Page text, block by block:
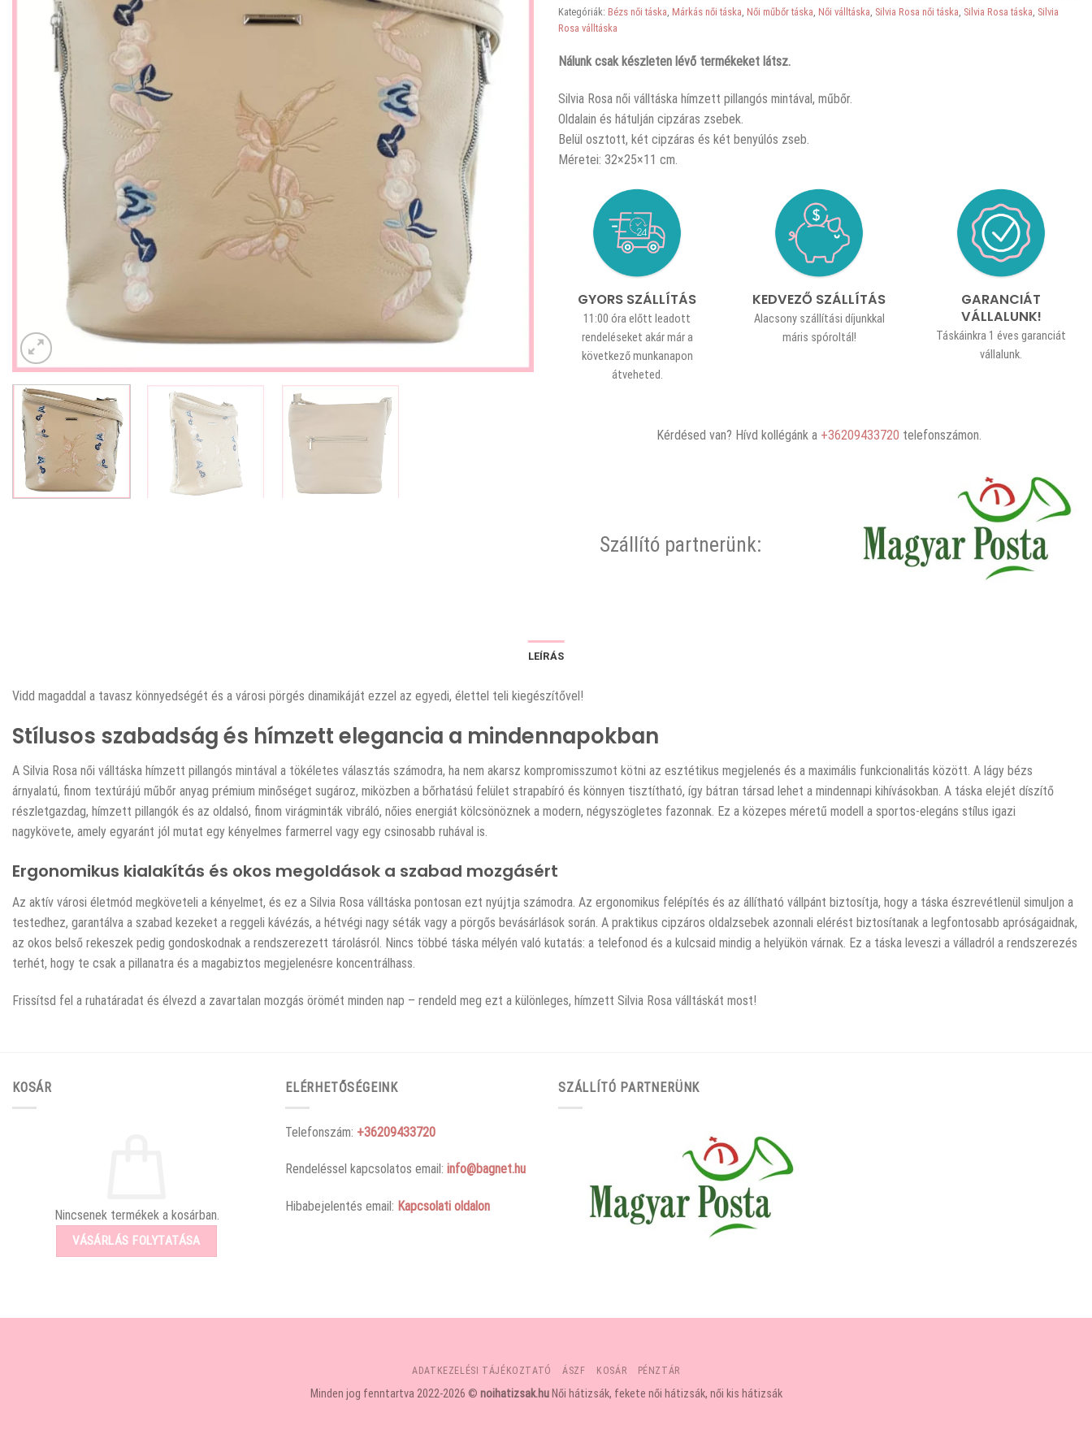
Kategóriák: Bézs női táska, Márkás női táska, Női műbőr táska, Női válltáska, Silvia Rosa női táska, Silvia Rosa táska, Silvia
Rosa válltáska
Nálunk csak készleten lévő termékeket látsz.
Silvia Rosa női válltáska hímzett pillangós mintával, műbőr.
Oldalain és hátulján cipzáras zsebek.
Belül osztott, két cipzáras és két benyúlós zseb.
Méretei: 32×25×11 cm.
GYORS SZÁLLÍTÁS
11:00 óra előtt leadott
rendeléseket akár már a
következő munkanapon
átveheted.
KEDVEZŐ SZÁLLÍTÁS
Alacsony szállítási díjunkkal
máris spóroltál!
GARANCIÁT
VÁLLALUNK!
Táskáinkra 1 éves garanciát
vállalunk.
Kérdésed van? Hívd kollégánk a +36209433720 telefonszámon.
Szállító partnerünk:
LEÍRÁS
Vidd magaddal a tavasz könnyedségét és a városi pörgés dinamikáját ezzel az egyedi, élettel teli kiegészítővel!
Stílusos szabadság és hímzett elegancia a mindennapokban
A Silvia Rosa női válltáska hímzett pillangós mintával a tökéletes választás számodra, ha nem akarsz kompromisszumot kötni az esztétikus megjelenés és a maximális funkcionalitás között. A lágy bézs
árnyalatú, finom textúrájú műbőr anyag prémium minőséget sugároz, miközben a bőrhatású felület strapabíró és könnyen tisztítható, így bátran társad lehet a mindennapi kihívásokban. A táska elejét díszítő
részletgazdag, hímzett pillangók és az oldalsó, finom virágminták vibráló, nőies energiát kölcsönöznek a modern, négyszögletes fazonnak. Ez a közepes méretű modell a sportos-elegáns stílus igazi
nagykövete, amely egyaránt jól mutat egy kényelmes farmerrel vagy egy csinosabb ruhával is.
Ergonomikus kialakítás és okos megoldások a szabad mozgásért
Az aktív városi életmód megköveteli a kényelmet, és ez a Silvia Rosa válltáska pontosan ezt nyújtja számodra. Az ergonomikus felépítés és az állítható vállpánt biztosítja, hogy a táska észrevétlenül simuljon a
testedhez, garantálva a szabad kezeket a reggeli kávézás, a hétvégi nagy séták vagy a pörgős bevásárlások során. A praktikus cipzáros oldalzsebek azonnali elérést biztosítanak a legfontosabb apróságaidnak,
az okos belső rekeszek pedig gondoskodnak a rendszerezett tárolásról. Nincs többé táska mélyén való kutatás: a telefonod és a kulcsaid mindig a helyükön várnak. Ez a táska leveszi a válladról a rendszerezés
terhét, hogy te csak a pillanatra és a magabiztos megjelenésre koncentrálhass.
Frissítsd fel a ruhatáradat és élvezd a zavartalan mozgás örömét minden nap – rendeld meg ezt a különleges, hímzett Silvia Rosa válltáskát most!
KOSÁR
Nincsenek termékek a kosárban.
VÁSÁRLÁS FOLYTATÁSA
ELÉRHETŐSÉGEINK
Telefonszám: +36209433720
Rendeléssel kapcsolatos email: info@bagnet.hu
Hibabejelentés email: Kapcsolati oldalon
SZÁLLÍTÓ PARTNERÜNK
ADATKEZELÉSI TÁJÉKOZTATÓ ÁSZF KOSÁR PÉNZTÁR
Minden jog fenntartva 2022-2026 © noihatizsak.huNői hátizsák, fekete női hátizsák, női kis hátizsák